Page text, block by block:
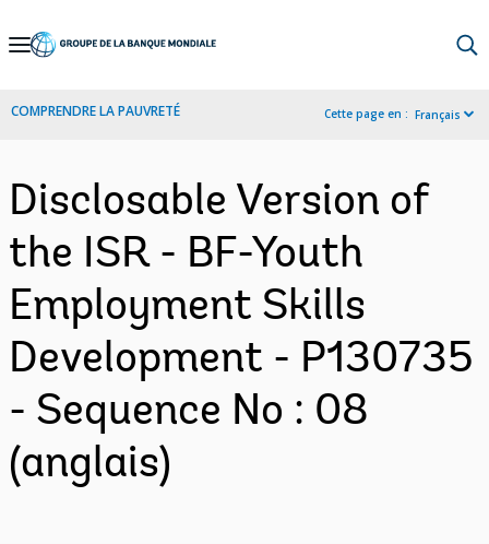
Skip
Navigation
COMPRENDRE LA PAUVRETÉ Cette page en : Français
Disclosable Version of
the ISR - BF-Youth
Employment Skills
Development - P130735
- Sequence No : 08
(anglais)